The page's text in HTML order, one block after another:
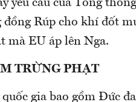
yêu cầu của Tổng
Rúp cho khí đốt
mà EU áp lên Nga.
TRỪNG PHẠT
gia bao gồm Đức